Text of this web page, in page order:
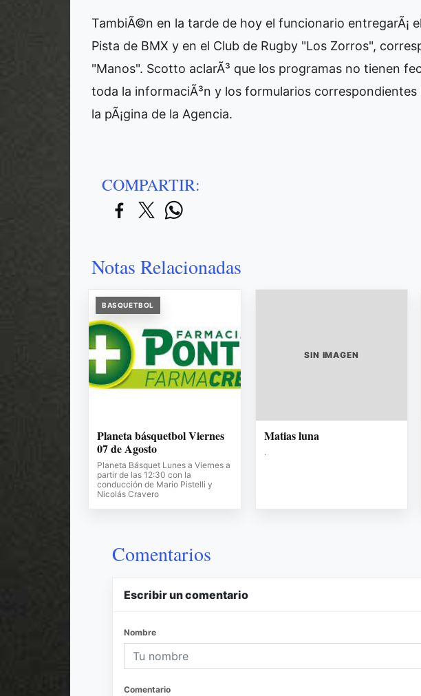
TambiÃ©n en la tarde de hoy el funcionario entregarÃ¡
Pista de BMX y en el Club de Rugby "Los Zorros",
"Manos". Scotto aclarÃ³ que los programas no tienen
toda la informaciÃ³n y los formularios
la pÃ¡gina de la Agencia.
COMPARTIR:
Notas Relacionadas
BASQUETBOL
Planeta básquetbol Viernes
07 de Agosto
Planeta Básquet Lunes a Viernes a
partir de las 12:30 con la
conducción de Mario Pistelli y
Nicolás Cravero
SIN IMAGEN
Matias luna
.
Comentarios
Escribir un comentario
Nombre
Comentario